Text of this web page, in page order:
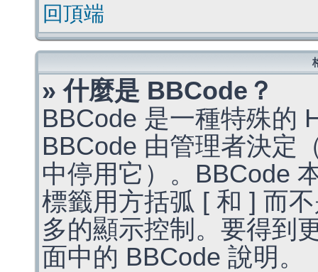
回頂端
» 什麼是 BBCode？
BBCode 是一種特殊的
BBCode 由管理者決定
中停用它）。BBCode
標籤用方括弧 [ 和 ] 而
多的顯示控制。要得到
面中的 BBCode 說明。